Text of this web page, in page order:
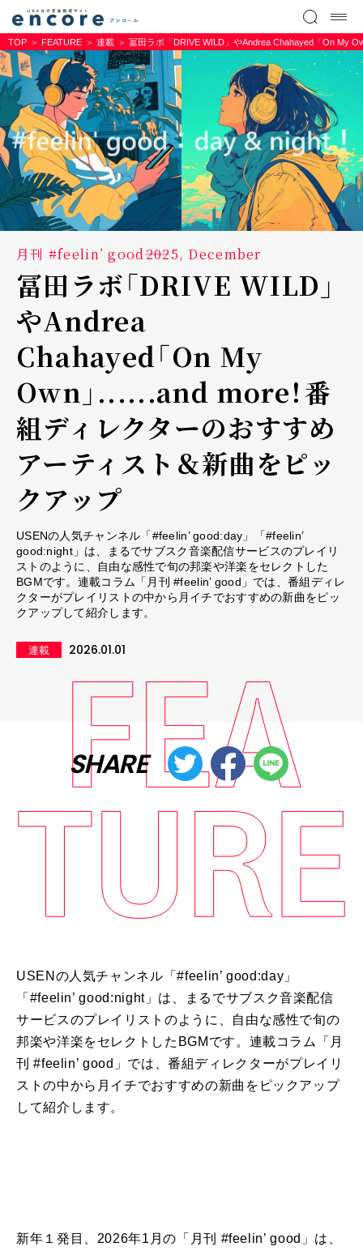
TOP FEATURE 連載 冨田ラボ「DRIVE WILD」やAndrea Chahayed「On My
月刊 #feelin’ good――2025, December
冨田ラボ「DRIVE WILD」
やAndrea
Chahayed「On My
Own」......and more！――番
組ディレクターのおすすめ
アーティスト＆新曲をピッ
クアップ
USENの人気チャンネル「#feelin’ good:day」「#feelin’
good:night」は、まるでサブスク音楽配信サービスのプレイリ
ストのように、自由な感性で旬の邦楽や洋楽をセレクトした
BGMです。連載コラム「月刊 #feelin’ good」では、番組ディレ
クターがプレイリストの中から月イチでおすすめの新曲をピッ
クアップして紹介します。
連載 2026.01.01
SHARE
USENの人気チャンネル「#feelin’ good:day 」
「 #feelin’ good:night」は、まるでサブスク音楽配信
サービスのプレイリストのように、自由な感性で旬の
邦楽や洋楽をセレクトした BGM です。連載コラム「月
刊 #feelin’ good 」では、番組ディレクターがプレイリ
ストの中から月イチでおすすめの新曲をピックアップ
して紹介します。
新年１発目、 2026年1 月の「月刊 #feelin’ good 」は、